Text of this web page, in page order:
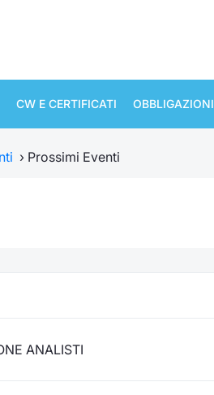
CW E CERTIFICATI OBBLIGAZIONI
› Prossimi Eventi
ANALISTI